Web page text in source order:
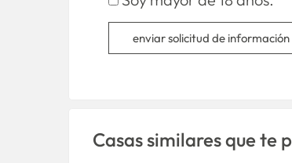
enviar solicitud de información
Casas similares que te